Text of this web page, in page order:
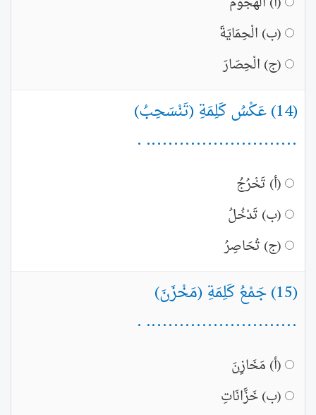
(ب) الْحِمَايَةَ
(ج) الْحِصَارَ
(14) عَكْسُ كَلِمَةِ (تَنْسَحِبُ)
........................... .
(أ) تَخْرُجُ
(ب) تَدْخُلُ
(ج) تُحَاصِرُ
(15) جَمْعُ كَلِمَةِ (مَخْزَنَ)
........................... .
(أ) مَخَازِنَ
(ب) خَزَّانَاتِ